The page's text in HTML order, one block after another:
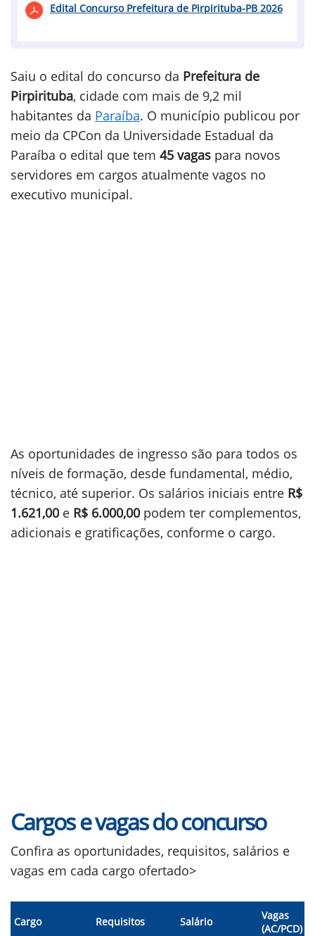
Saiu o edital do concurso da Prefeitura de
Pirpirituba, cidade com mais de 9,2 mil
habitantes da Paraíba. O município publicou por
meio da CPCon da Universidade Estadual da
Paraíba o edital que tem 45 vagas para novos
servidores em cargos atualmente vagos no
executivo municipal.
Edital Concurso Prefeitura de Pirpirituba-PB 2026
As oportunidades de ingresso são para todos os
níveis de formação, desde fundamental, médio,
técnico, até superior. Os salários iniciais entre R$
1.621,00e R$ 6.000,00podem ter complementos,
adicionais e gratificações, conforme o cargo.
Cargos e vagas do concurso
Confira as oportunidades, requisitos, salários e
vagas em cada cargo ofertado>
Cargo Requisitos Salário
Vagas
(AC/PCD)